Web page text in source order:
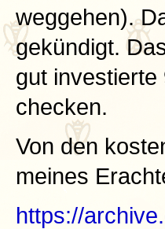
weggehen).
gekündigt.
gut
checken.
Von den
meines
https://